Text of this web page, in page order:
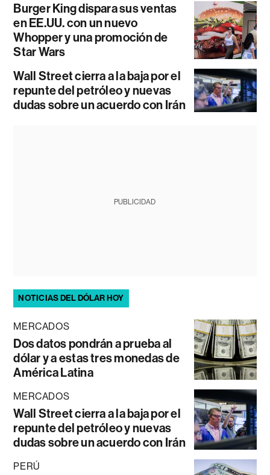
Burger King dispara sus ventas
en EE.UU. con un nuevo
Whopper y una promoción de
Star Wars
Wall Street cierra a la baja por el
repunte del petróleo y nuevas
dudas sobre un acuerdo con Irán
PUBLICIDAD
NOTICIAS DEL DÓLAR HOY
MERCADOS
Dos datos pondrán a prueba al
dólar y a estas tres monedas de
América Latina
MERCADOS
Wall Street cierra a la baja por el
repunte del petróleo y nuevas
dudas sobre un acuerdo con Irán
PERÚ